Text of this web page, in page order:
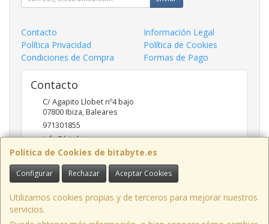
Política de Cookies de bitabyte.es
Configurar Rechazar Aceptar Cookies
Utilizamos cookies propias y de terceros para mejorar nuestros
servicios.
Contacto
Información Legal
Política Privacidad
Política de Cookies
Condiciones de Compra
Formas de Pago
Contacto
C/ Agapito Llobet nº4 bajo
07800Ibiza,Baleares
971301855
info@bitabyte.es
Horario
10:00 - 18:00